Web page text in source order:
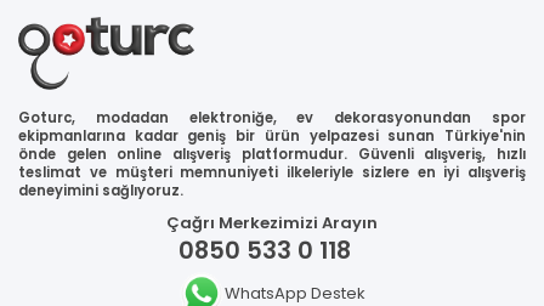
Goturc, modadan elektroniğe, ev dekorasyonundan spor
ekipmanlarına kadar geniş bir ürün yelpazesi sunan Türkiye'nin
önde gelen online alışveriş platformudur. Güvenli alışveriş, hızlı
teslimat ve müşteri memnuniyeti ilkeleriyle sizlere en iyi alışveriş
deneyimini sağlıyoruz.
Çağrı Merkezimizi Arayın
0850 533 0 118
WhatsApp Destek